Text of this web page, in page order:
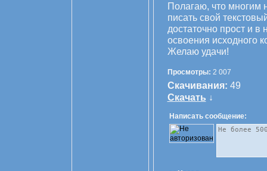
Полагаю, что многим
писать свой
достаточно прост и
освоения исходного
Желаю удачи!
Просмотры: 2 007
Скачивания: 49
Скачать ↓
Написать сообщение: